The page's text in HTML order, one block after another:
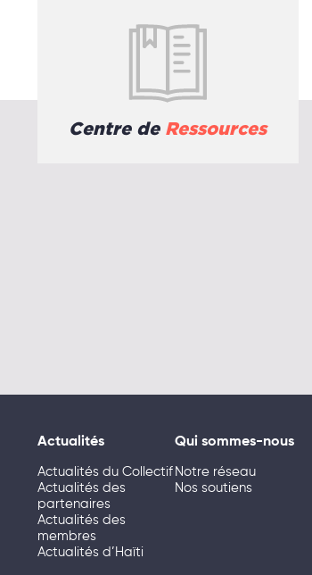
Centre de Ressources
Actualités
Actualités du Collectif
Actualités des
partenaires
Actualités des
membres
Actualités d’Haïti
Qui sommes-nous
Notre réseau
Nos soutiens